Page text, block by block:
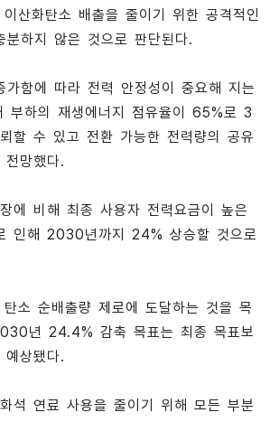
산화탄소 배출을 줄이기 위한 공격적인
분하지 않은 것으로 판단된다.
가함에 따라 전력 안정성이 중요해 지는
부하의 재생에너지 점유율이 65%로 3
할 수 있고 전환 가능한 전력량의 공유
망했다.
에 비해 최종 사용자 전력요금이 높은
인해 2030년까지 24% 상승할 것으로
소 순배출량 제로에 도달하는 것을 목
년 24.4% 감축 목표는 최종 목표보
상됐다.
석 연료 사용을 줄이기 위해 모든 부분